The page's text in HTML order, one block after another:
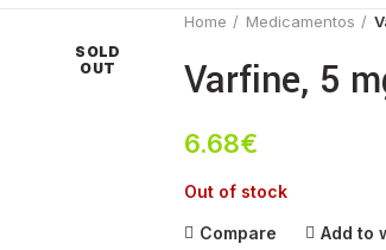
SOLD
OUT
Home
Medicamentos
Varfine, 5
6.68€
Out of stock
Compare Add to